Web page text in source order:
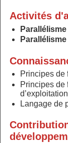
Activités
Principes de
Principes de
Langage de